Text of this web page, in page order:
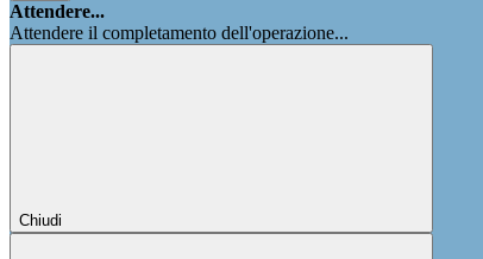
Attendere...
Attendere il completamento dell'operazione...
Chiudi